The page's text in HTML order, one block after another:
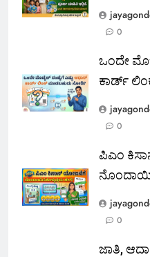
0
ಒಂದೇ
ಕಾರ್ಡ್
0
ಪಿಎಂ
0
ಜಾತಿ,